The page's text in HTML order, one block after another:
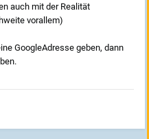
auch mit der Realität
vorallem)
GoogleAdresse geben, dann